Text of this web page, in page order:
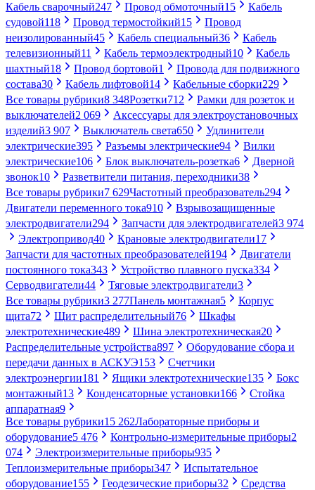
Кабель сварочный247 Провод обмоточный15
Кабель
судовой118 Провод термостойкий15
Провод
неизолированный45 Кабель специальный36
Кабель
телевизионный11 Кабель термоэлектродный10
Кабель
шахтный18 Провод бортовой1
Провода для подвижного
состава30 Кабель лифтовой14 Кабельные сборки229
Все товары рубрики8 348Розетки712
Рамки для розеток и
выключателей2 069
Аксессуары для электроустановочных
изделий3 907 Выключатель света650
Удлинители
электрические395 Разъемы электрические94
Вилки
электрические106 Блок выключатель-розетка6
Дверной
звонок10 Разветвители питания, переходники38
Все товары рубрики7 629Частотный преобразователь294
Двигатели переменного тока910
Взрывозащищенные
электродвигатели294 Запчасти для электродвигателей3 974
Электропривод40 Крановые электродвигатели17
Запчасти для частотных преобразователей194
Двигатели
постоянного тока343 Устройство плавного пуска334
Серводвигатели44 Тяговые электродвигатели3
Все товары рубрики3 277Панель монтажная5
Корпус
щита72 Щит распределительный76
Шкафы
электротехнические489 Шина электротехническая20
Распределительные устройства897
Оборудование сбора и
передачи данных в АСКУЭ153
Счетчики
электроэнергии181 Ящики электротехнические135
Бокс
монтажный13 Конденсаторные установки166
Стойка
аппаратная9
Все товары рубрики15 262Лабораторные приборы и
оборудование5 476 Контрольно-измерительные приборы2
074
Электроизмерительные приборы935
Теплоизмерительные приборы347
Испытательное
оборудование155 Геодезические приборы32
Средства